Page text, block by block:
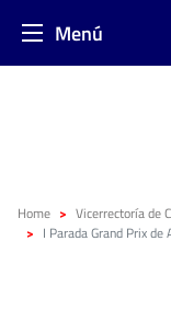
Menú
Home Vicerrectoría de
I Parada Grand Prix